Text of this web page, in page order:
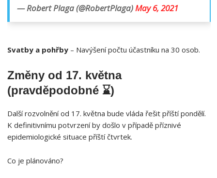
— Robert Plaga (@RobertPlaga)May 6, 2021
Svatby a pohřby – Navýšení počtu účastníku na 30 osob.
Změny od 17. května
(pravděpodobné ⌛)
Další rozvolnění od 17. května bude vláda řešit příští pondělí.
K definitivnímu potvrzení by došlo v případě příznivé
epidemiologické situace příští čtvrtek.
Co je plánováno?